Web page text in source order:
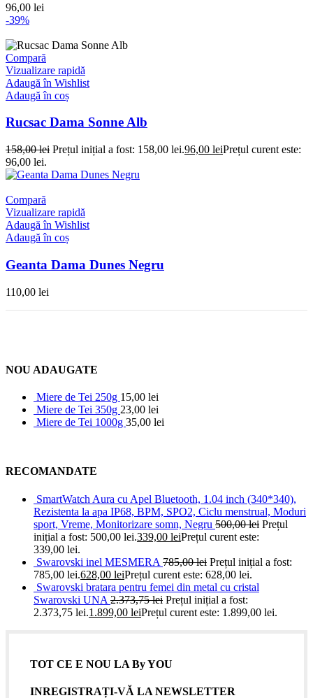
96,00 lei
-39%
Compară
Vizualizare rapidă
Adaugă în Wishlist
Adaugă în coș
Rucsac Dama Sonne Alb
158,00lei Prețul inițial a fost: 158,00 lei.96,00 leiPrețul curent este:
96,00 lei.
Compară
Vizualizare rapidă
Adaugă în Wishlist
Adaugă în coș
Geanta Dama Dunes Negru
110,00 lei
NOU ADAUGATE
Miere de Tei 250g 15,00 lei
Miere de Tei 350g 23,00 lei
Miere de Tei 1000g 35,00 lei
RECOMANDATE
SmartWatch Aura cu Apel Bluetooth, 1.04 inch (340*340),
Rezistenta la apa IP68, BPM, SPO2, Ciclu menstrual, Moduri
sport, Vreme, Monitorizare somn, Negru 500,00lei Prețul
inițial a fost: 500,00 lei.339,00 leiPrețul curent este:
339,00 lei.
Swarovski inel MESMERA 785,00lei Prețul inițial a fost:
785,00 lei.628,00 leiPrețul curent este: 628,00 lei.
Swarovski bratara pentru femei din metal cu cristal
Swarovski UNA 2.373,75lei Prețul inițial a fost:
2.373,75 lei.1.899,00 leiPrețul curent este: 1.899,00 lei.
TOT CE E NOU LA By YOU
INREGISTRAȚI-VĂ LA NEWSLETTER